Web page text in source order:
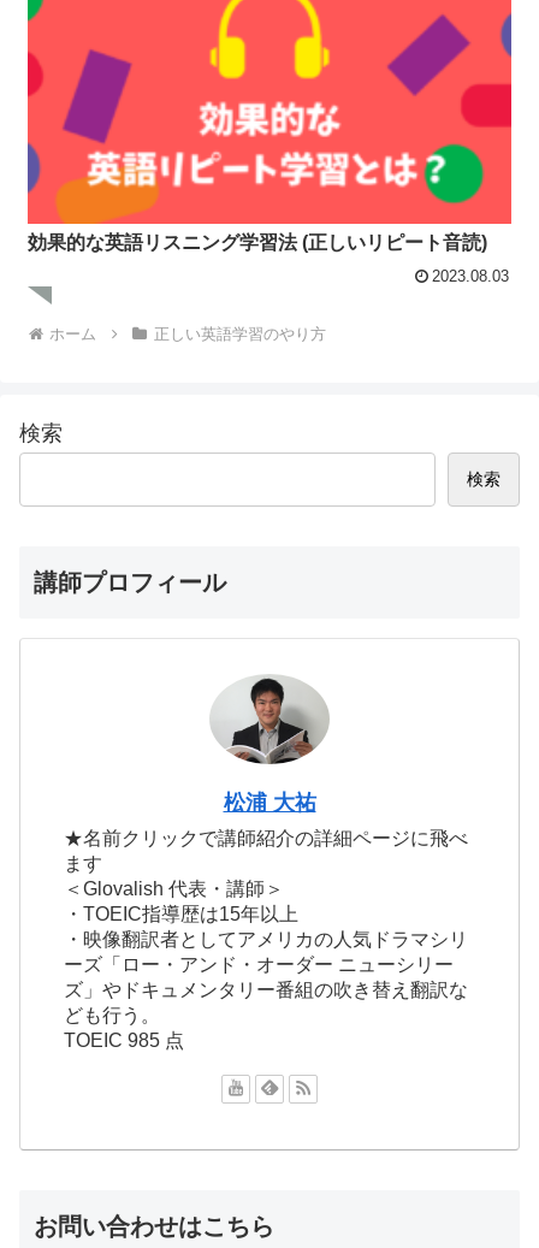
効果的な英語リスニング学習法 (正しいリピート音読)
2023.08.03
ホーム 正しい英語学習のやり方
検索
検索
講師プロフィール
松浦 大祐
★名前クリックで講師紹介の詳細ページに飛べ
ます
＜Glovalish 代表・講師＞
・TOEIC指導歴は15年以上
・映像翻訳者としてアメリカの人気ドラマシリ
ーズ「ロー・アンド・オーダー ニューシリー
ズ」やドキュメンタリー番組の吹き替え翻訳な
ども行う。
TOEIC 985 点
お問い合わせはこちら